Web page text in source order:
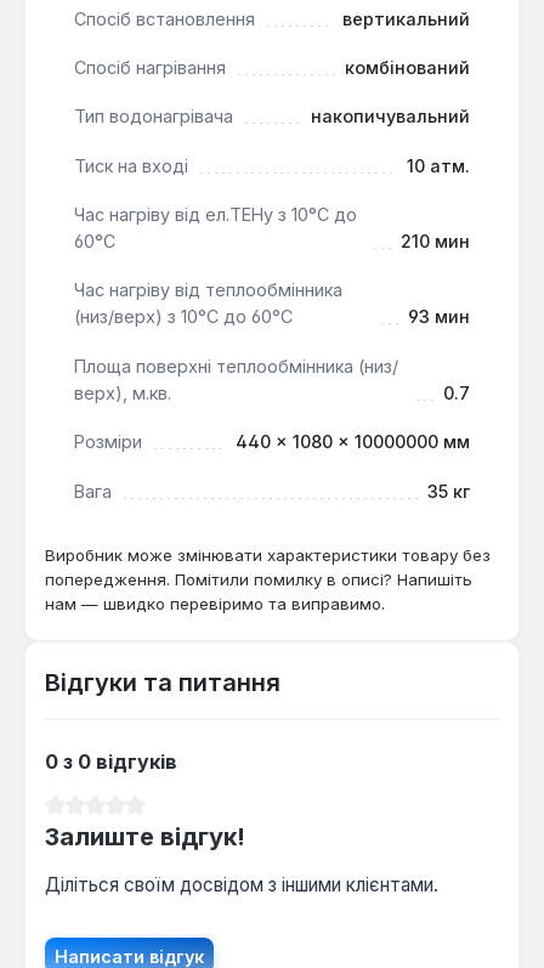
магнієвий анод захищає бак від електрохімічної
Високощільна ізоляція: Термоізоляція з
(32 мм) мінімізує теплові втрати, сприяючи
економічній роботі.
фланця забезпечує легкий доступ для
очищення резервуара від накипу та
рішенням для забезпечення гарячою водою
приватних будинків, квартир та інших об'єктів, де
комбінованого нагріву.
Спосіб встановлення вертикальний
Спосіб нагрівання комбінований
Тип водонагрівача накопичувальний
Тиск на вході 10 атм.
Час нагріву від ел.ТЕНу з 10°С до
60°С
210 мин
Час нагріву від теплообмінника
(низ/верх) з 10°С до 60°С
93 мин
Площа поверхні теплообмінника (низ/
верх), м.кв.
0.7
Розміри 440 × 1080 × 10000000 мм
Вага 35 кг
Виробник може змінювати характеристики товару без
попередження. Помітили помилку в описі? Напишіть
нам — швидко перевіримо та виправимо.
Відгуки та питання
0 з 0 відгуків
Залиште відгук!
Діліться своїм досвідом з іншими клієнтами.
Написати відгук